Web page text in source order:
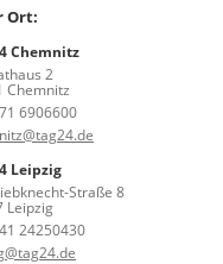
Ort:
Chemnitz
2
Chemnitz
6906600
Leipzig
Straße 8
Leipzig
24250430